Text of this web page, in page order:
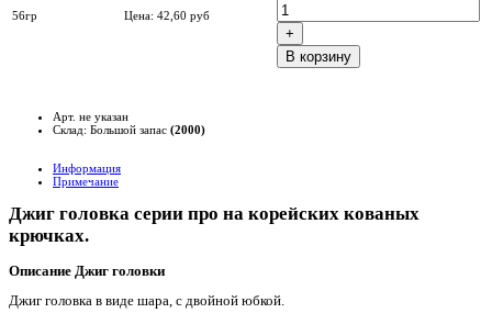
56гр Цена: 42,60 руб
B корзину
Арт. не указан
Склад: Большой запас (2000)
Информация
Примечание
Джиг головка серии про на корейских кованых
крючках.
Описание Джиг головки
Джиг головка в виде шара, с двойной юбкой.